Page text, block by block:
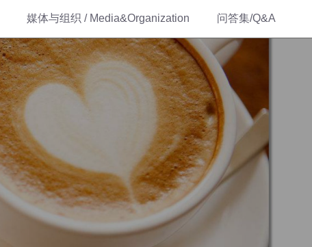
媒体与组织 / Media&Organization 问答集/Q&A